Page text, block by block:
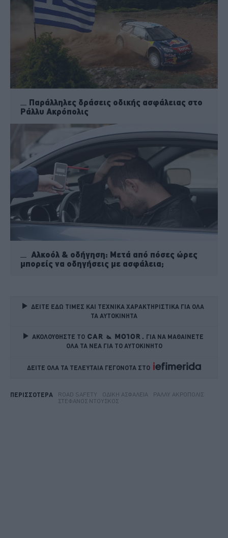
Παράλληλες δράσεις οδικής ασφάλειας στο
Ράλλυ Ακρόπολις
Αλκοόλ & οδήγηση: Μετά από πόσες ώρες
μπορείς να οδηγήσεις με ασφάλεια;
ΔΕΙΤΕ ΕΔΩ ΤΙΜΕΣ ΚΑΙ ΤΕΧΝΙΚΑ ΧΑΡΑΚΤΗΡΙΣΤΙΚΑ ΓΙΑ ΟΛΑ
ΤΑ ΑΥΤΟΚΙΝΗΤΑ
ΑΚΟΛΟΥΘΗΣΤΕ ΤΟ
ΓΙΑ ΝΑ ΜΑΘΑΙΝΕΤΕ
ΟΛΑ ΤΑ ΝΕΑ ΓΙΑ ΤΟ ΑΥΤΟΚΙΝΗΤΟ
ΔΕΙΤΕ ΟΛΑ ΤΑ ΤΕΛΕΥΤΑΙΑ ΓΕΓΟΝΟΤΑ ΣΤΟ
ΠΕΡΙΣΣΟΤΕΡΑ ROAD SAFETY ΟΔΙΚΉ ΑΣΦΆΛΕΙΑ
ΡΆΛΛΥ ΑΚΡΌΠΟΛΙΣ
ΣΤΈΦΑΝΟΣ ΝΤΟΎΣΚΟΣ